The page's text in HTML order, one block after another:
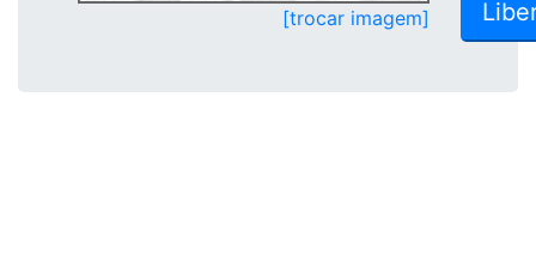
[trocar imagem]